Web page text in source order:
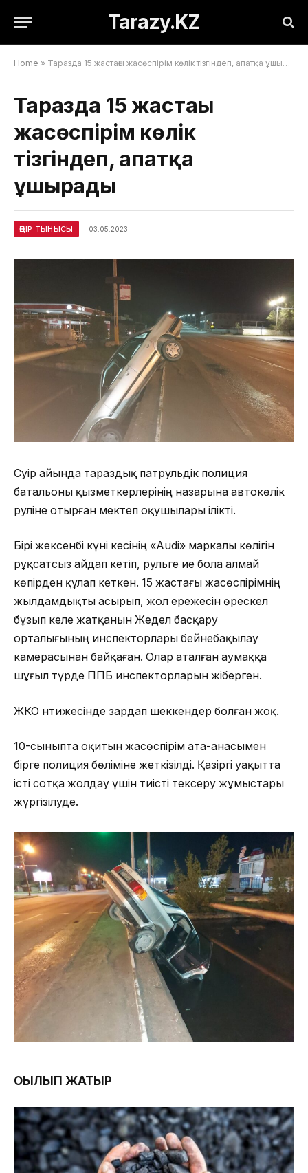
Tarazy.KZ
Home » Таразда 15 жастағы жасөспірім көлік тізгіндеп, апатқа ұшырады
Таразда 15 жастағы
жасөспірім көлік
тізгіндеп, апатқа
ұшырады
ӨҢІР ТЫНЫСЫ 03.05.2023
Сәуір айында тараздық патрульдік полиция
батальоны қызметкерлерінің назарына автокөлік
руліне отырған мектеп оқушылары ілікті.
Бірі жексенбі күні әкесінің «Audi» маркалы көлігін
рұқсатсыз айдап әкетіп, рульге ие бола алмай
көпірден құлап кеткен. 15 жастағы жасөспірімнің
жылдамдықты асырып, жол ережесін өрескел
бұзып келе жатқанын Жедел басқару
орталығының инспекторлары бейнебақылау
камерасынан байқаған. Олар аталған аумаққа
шұғыл түрде ППБ инспекторларын жіберген.
ЖКО нәтижесінде зардап шеккендер болған жоқ.
10-сыныпта оқитын жасөспірім ата-анасымен
бірге полиция бөліміне жеткізілді. Қазіргі уақытта
істі сотқа жолдау үшін тиісті тексеру жұмыстары
жүргізілуде.
ОҚЫЛЫП ЖАТЫР